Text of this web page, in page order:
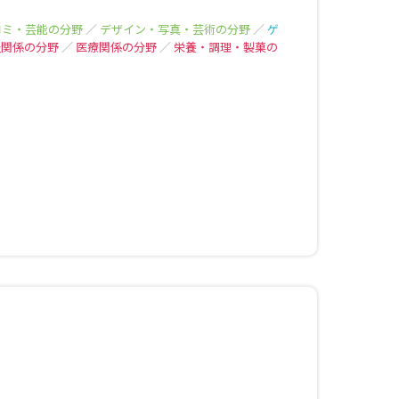
・芸能の分野 ／ デザイン・写真・芸術の分野 ／ゲ
係の分野 ／ 医療関係の分野 ／栄養・調理・製菓の